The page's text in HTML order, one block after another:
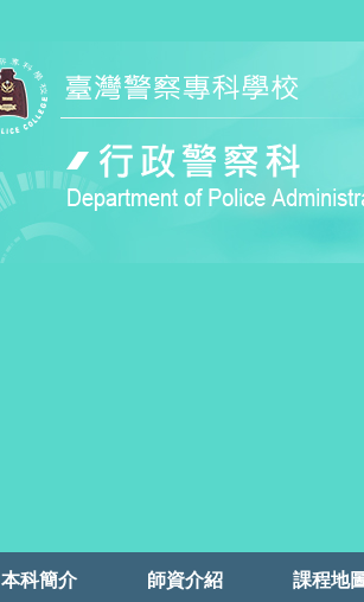
本科簡介 師資介紹 課程地